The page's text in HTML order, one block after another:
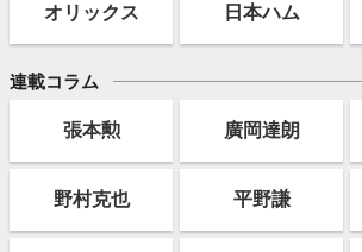
オリックス 日本ハム
連載コラム
張本勲 廣岡達朗
野村克也 平野謙